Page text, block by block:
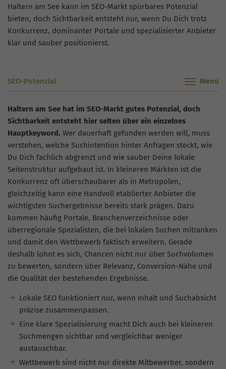
Haltern am See kann im SEO-Markt spürbares Potenzial
bieten, doch Sichtbarkeit entsteht nur, wenn Du Dich trotz
Konkurrenz, dominanter Portale und spezialisierter Anbieter
klar und sauber positionierst.
SEO-Potenzial
Haltern am See hat im SEO-Markt gutes Potenzial, doch
Sichtbarkeit entsteht hier selten über ein einzelnes
Hauptkeyword. Wer dauerhaft gefunden werden will, muss
verstehen, welche Suchintention hinter Anfragen steckt, wie
Du Dich fachlich abgrenzt und wie sauber Deine lokale
Seitenstruktur aufgebaut ist. In kleineren Märkten ist die
Konkurrenz oft überschaubarer als in Metropolen,
gleichzeitig kann eine Handvoll etablierter Anbieter die
wichtigsten Suchergebnisse bereits stark prägen. Dazu
kommen häufig Portale, Branchenverzeichnisse oder
überregionale Spezialisten, die bei lokalen Suchen mitranken
und damit den Wettbewerb faktisch erweitern. Gerade
deshalb lohnt es sich, Chancen nicht nur über Suchvolumen
zu bewerten, sondern über Relevanz, Conversion-Nähe und
die Qualität der bestehenden Ergebnisse.
Lokale SEO funktioniert nur, wenn Inhalt und Suchabsicht
präzise zusammenpassen.
Eine klare Spezialisierung macht Dich auch bei kleineren
Suchmengen sichtbar und vergleichbar weniger
austauschbar.
Wettbewerb sind nicht nur direkte Mitbewerber, sondern